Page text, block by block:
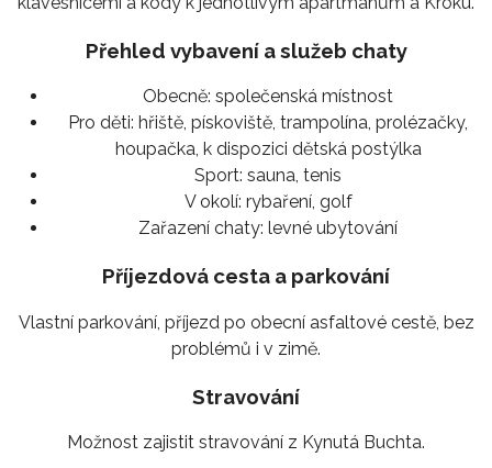
Přehled vybavení a služeb chaty
Obecně: společenská místnost
Pro děti: hřiště, pískoviště, trampolína, prolézačky,
houpačka, k dispozici dětská postýlka
Sport: sauna, tenis
V okolí: rybaření, golf
Zařazení chaty: levné ubytování
Příjezdová cesta a parkování
Vlastní parkování, příjezd po obecní asfaltové cestě, bez
problémů i v zimě.
Stravování
Možnost zajistit stravování z Kynutá Buchta.